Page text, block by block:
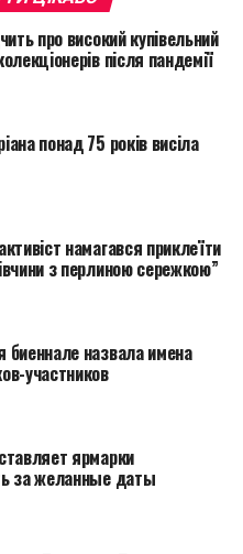
отобраны работы
коллажной живописи
Василия Жирова
образов, абстрактное
и объемное
лоскутки создают
превращающие просты
про високий купівельний
після пандемії
понад 75 років висіла
намагався приклеїти
з перлиною сережкою”
биеннале назвала имена
участников
ярмарки
за желанные даты